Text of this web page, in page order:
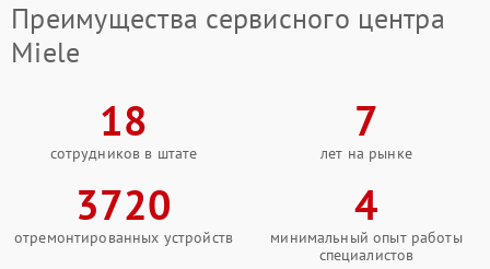
Преимущества сервисного центра
Miele
18
сотрудников в штате
7
лет на рынке
3720
отремонтированных устройств
4
минимальный опыт работы
специалистов